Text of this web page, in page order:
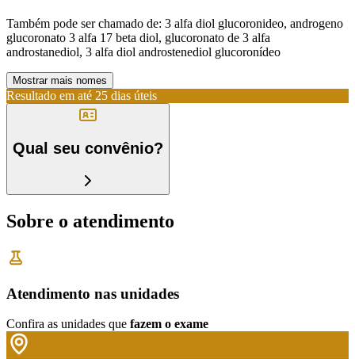
Também pode ser chamado de: 3 alfa diol glucoronideo, androgeno
glucoronato 3 alfa 17 beta diol, glucoronato de 3 alfa
androstanediol, 3 alfa diol androstenediol glucoronídeo
Mostrar mais nomes
Resultado em até 25 dias úteis
Qual seu convênio?
Sobre o atendimento
Atendimento nas unidades
Confira as unidades que fazem o exame